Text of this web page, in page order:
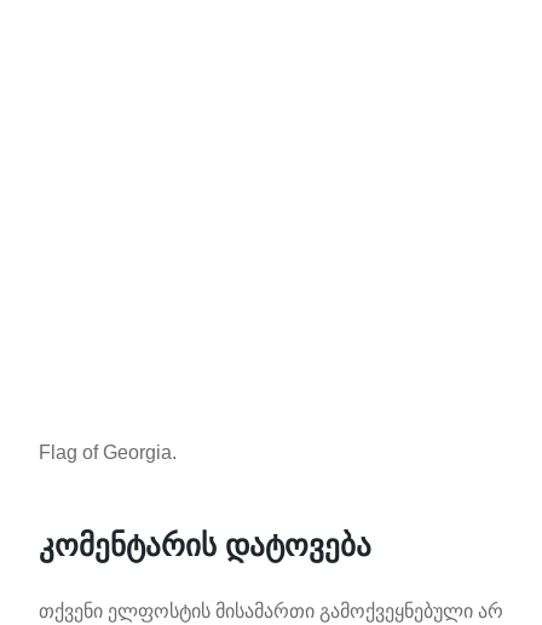
Flag of Georgia.
კომენტარის დატოვება
თქვენი ელფოსტის მისამართი გამოქვეყნებული არ